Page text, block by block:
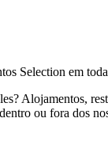
Selection em
Alojamentos,
ou fora dos